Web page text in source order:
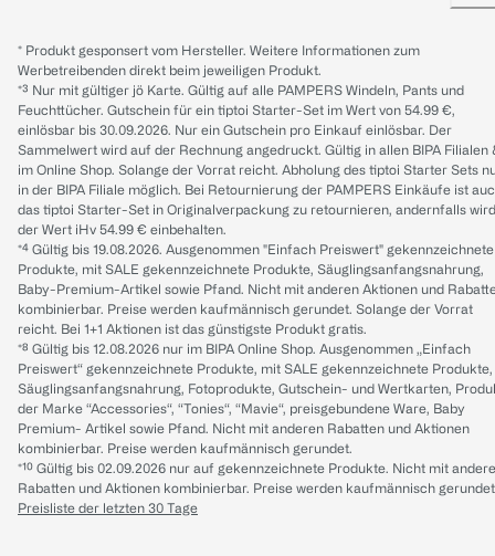
* Produkt gesponsert vom Hersteller. Weitere Informationen zum
Werbetreibenden direkt beim jeweiligen Produkt.
*³ Nur mit gültiger jö Karte. Gültig auf alle PAMPERS Windeln, Pants und
Feuchttücher. Gutschein für ein tiptoi Starter-Set im Wert von 54.99 €,
einlösbar bis 30.09.2026. Nur ein Gutschein pro Einkauf einlösbar. Der
Sammelwert wird auf der Rechnung angedruckt. Gültig in allen BIPA Filialen
im Online Shop. Solange der Vorrat reicht. Abholung des tiptoi Starter Sets
in der BIPA Filiale möglich. Bei Retournierung der PAMPERS Einkäufe ist
das tiptoi Starter-Set in Originalverpackung zu retournieren, andernfalls wird
der Wert iHv 54.99 € einbehalten.
*⁴ Gültig bis 19.08.2026. Ausgenommen "Einfach Preiswert" gekennzeichnete
Produkte, mit SALE gekennzeichnete Produkte, Säuglingsanfangsnahrung,
Baby-Premium-Artikel sowie Pfand. Nicht mit anderen Aktionen und
kombinierbar. Preise werden kaufmännisch gerundet. Solange der Vorrat
reicht. Bei 1+1 Aktionen ist das günstigste Produkt gratis.
*⁸ Gültig bis 12.08.2026 nur im BIPA Online Shop. Ausgenommen „Einfach
Preiswert“ gekennzeichnete Produkte, mit SALE gekennzeichnete Produkte,
Säuglingsanfangsnahrung, Fotoprodukte, Gutschein- und Wertkarten,
der Marke “Accessories“, “Tonies“, “Mavie“, preisgebundene Ware, Baby
Premium- Artikel sowie Pfand. Nicht mit anderen Rabatten und Aktionen
kombinierbar. Preise werden kaufmännisch gerundet.
*¹⁰ Gültig bis 02.09.2026 nur auf gekennzeichnete Produkte. Nicht mit
Rabatten und Aktionen kombinierbar. Preise werden kaufmännisch
Preisliste der letzten 30 Tage